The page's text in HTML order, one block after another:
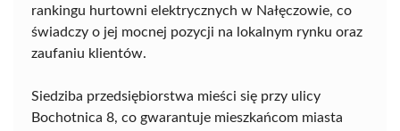
rankingu hurtowni elektrycznych w Nałęczowie, co
świadczy o jej mocnej pozycji na lokalnym rynku oraz
zaufaniu klientów.
Siedziba przedsiębiorstwa mieści się przy ulicy
Bochotnica 8, co gwarantuje mieszkańcom miasta